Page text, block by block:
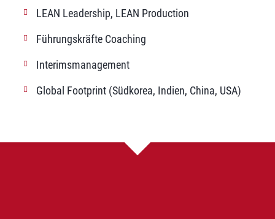
LEAN Leadership, LEAN Production
Führungskräfte Coaching
Interimsmanagement
Global Footprint (Südkorea, Indien, China, USA)